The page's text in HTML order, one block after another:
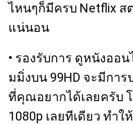
ไหนๆก็มีครบ Netflix
แน่นอน
• รองรับการ ดูหนังออ
มมิ่งบน 99HD จะมีกา
ที่คุณอยากได้เลยครับ
1080p เลยทีเดียว ทำ